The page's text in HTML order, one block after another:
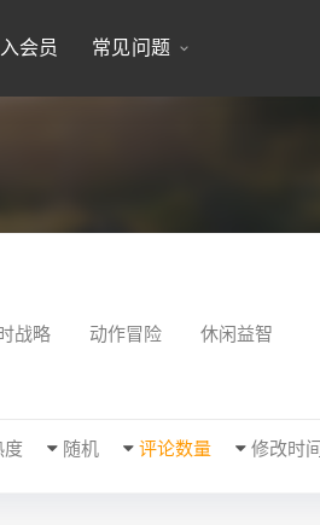
会员 常见问题
战略 动作冒险 休闲益智
修改时间
评论数量
随机
度